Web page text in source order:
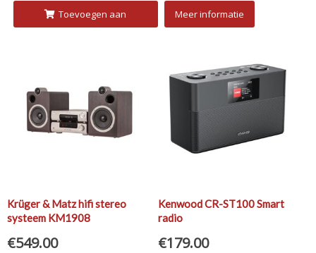
Toevoegen aan Meer informatie
Krüger & Matz hifi stereo
systeem KM1908
€549.00
Kenwood CR-ST100 Smart
radio
€179.00